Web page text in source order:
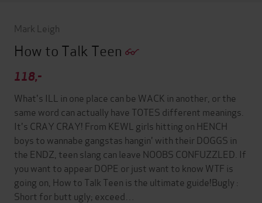
Mark Leigh
How to Talk Teen
118,-
What's ILL in one place can be WACK in another, or the
same word can actually have TOTES different meanings.
It's CRAY CRAY! From KEWL girls hitting on HENCH
boys to wannabe gangstas hangin' with their DOGGS in
the ENDZ, teen slang can leave NOOBS CONFUZZLED. If
you want to appear DOPE or just want to know WTF is
going on, How to Talk Teen is the ultimate guide!Bugly :
Short for butt ugly; exceed…